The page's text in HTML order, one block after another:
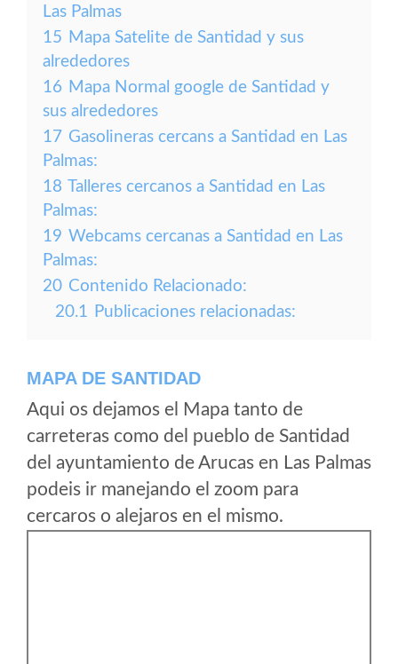
Las Palmas
15 Mapa Satelite de Santidad y sus
alrededores
16 Mapa Normal google de Santidad y
sus alrededores
17 Gasolineras cercans a Santidad en Las
Palmas:
18 Talleres cercanos a Santidad en Las
Palmas:
19 Webcams cercanas a Santidad en Las
Palmas:
20 Contenido Relacionado:
20.1 Publicaciones relacionadas:
MAPA DE SANTIDAD
Aqui os dejamos el Mapa tanto de
carreteras como del pueblo de Santidad
del ayuntamiento de Arucas en Las Palmas
podeis ir manejando el zoom para
cercaros o alejaros en el mismo.